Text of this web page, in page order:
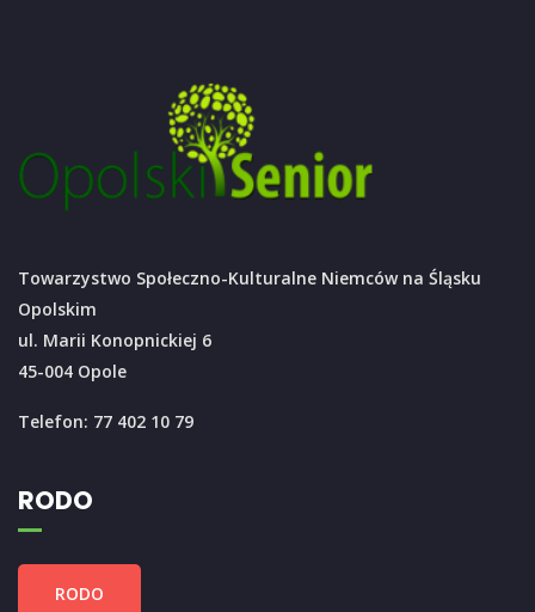
Towarzystwo Społeczno-Kulturalne Niemców na Śląsku
Opolskim
ul. Marii Konopnickiej 6
45-004 Opole
Telefon: 77 402 10 79
RODO
RODO